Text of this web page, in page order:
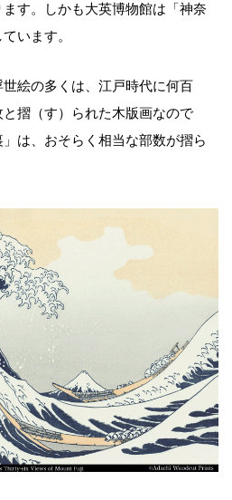
す。しかも大英博物館は「神奈
います。
絵の多くは、江戸時代に何百
摺（す）られた木版画なので
は、おそらく相当な部数が摺ら